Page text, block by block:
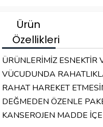
Ürün
Özellikleri
ÜRÜNLERİMİZ ESNEKTİR
VÜCUDUNDA
RAHAT HAREKET
DEĞMEDEN ÖZENLE
KANSEROJEN MADDE